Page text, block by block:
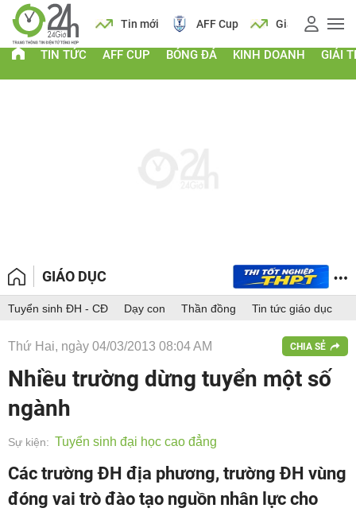
Lịch Tin mới AFF Cup Giá vàng
TIN TỨC AFF CUP BÓNG ĐÁ KINH DOANH GIẢI
GIÁO DỤC
Tuyển sinh ĐH - CĐ Dạy con Thần đồng Tin tức giáo dục
Thứ Hai, ngày 04/03/2013 08:04 AM CHIA SẺ
Nhiều trường dừng tuyển một số
ngành
Sự kiện: Tuyển sinh đại học cao đẳng
Các trường ĐH địa phương, trường ĐH vùng
đóng vai trò đào tạo nguồn nhân lực cho